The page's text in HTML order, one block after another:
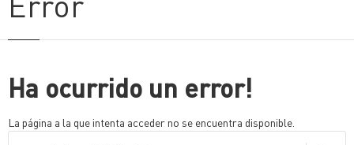
Ha ocurrido un error!
La página a la que intenta acceder no se encuentra disponible.